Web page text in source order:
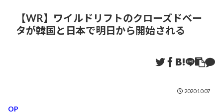
【WR】ワイルドリフトのクローズドベー
タが韓国と日本で明日から開始される
2020.10.07
OP